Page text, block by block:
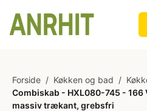
Forside / Køkken og bad /
Combiskab - HXL080-745 - 166
massiv trækant, grebsfri